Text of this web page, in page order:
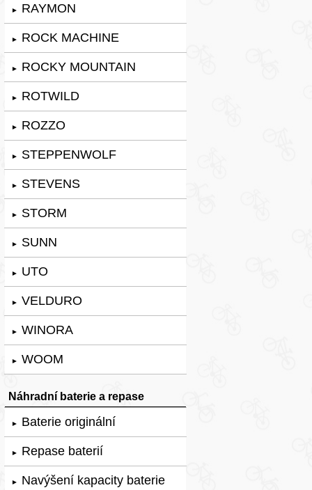
► RAYMON
► ROCK MACHINE
► ROCKY MOUNTAIN
► ROTWILD
► ROZZO
► STEPPENWOLF
► STEVENS
► STORM
► SUNN
► UTO
► VELDURO
► WINORA
► WOOM
Náhradní baterie a repase
► Baterie originální
► Repase baterií
► Navýšení kapacity baterie